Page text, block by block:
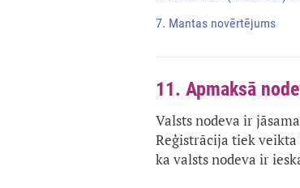
7. Mantas novērtējums
11. Apmaksā
Valsts nodeva ir
Reģistrācija tiek
ka valsts nodeva ir